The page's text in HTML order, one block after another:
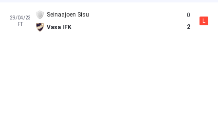
29/04/23
FT
Seinaajoen Sisu
Vasa IFK
0
2
L